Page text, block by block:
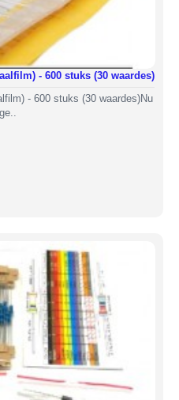
- 600 stuks (30 waardes)
- 600 stuks (30 waardes)Nu